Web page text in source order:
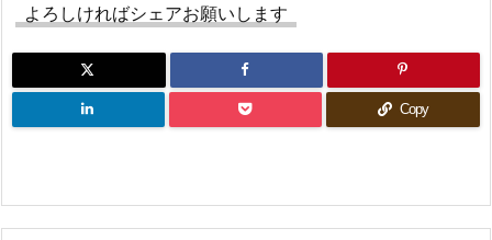
よろしければシェアお願いします
Copy